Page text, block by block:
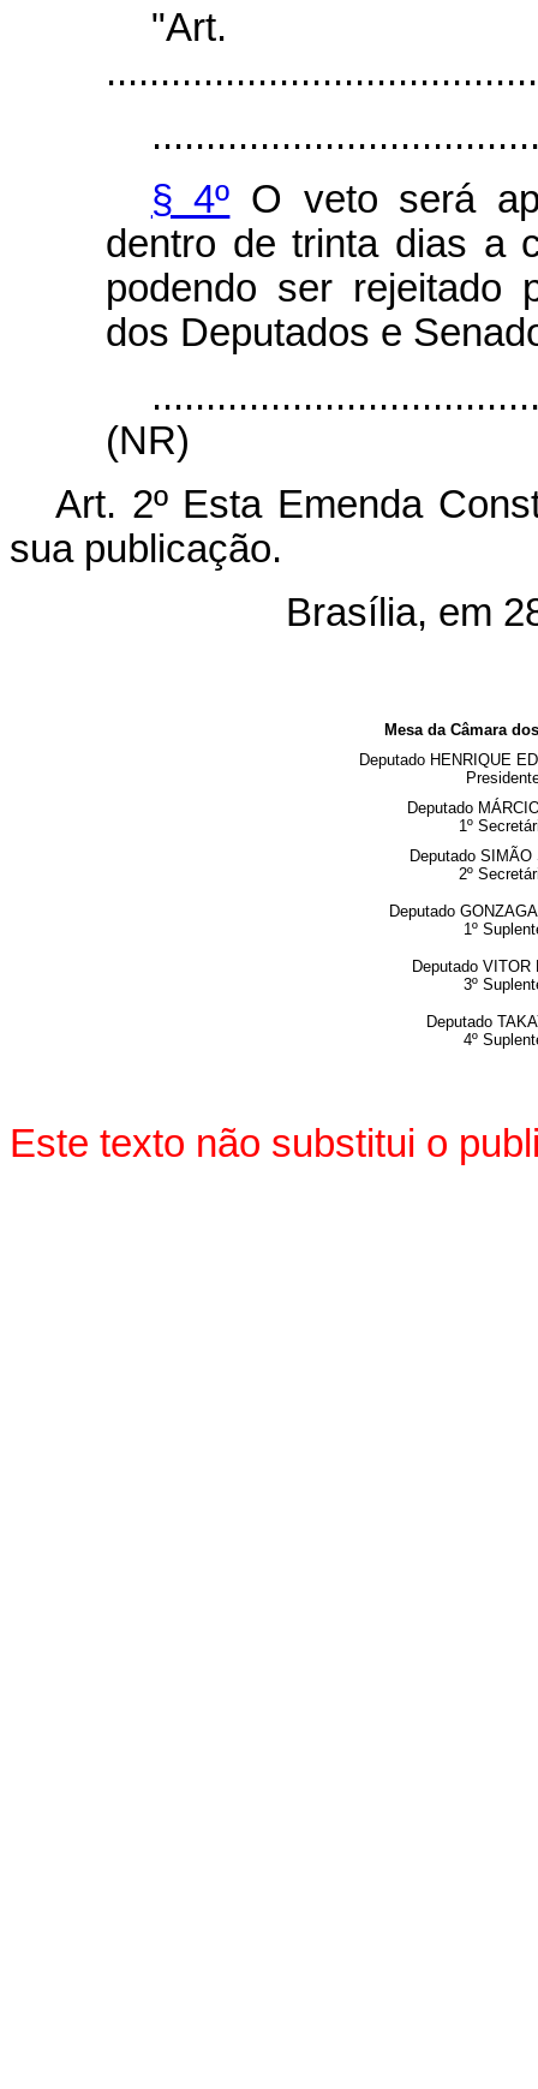
§ 4º O veto será
dentro de trinta dias a
podendo ser rejeitado
dos Deputados e
(NR)
Art. 2º Esta Emenda
sua publicação.
Brasília, em
Mesa da Câmara
Deputado HENRIQUE
Deputado
1º
Deputado
2º
Deputado
1º
Deputado VITOR
3º
Deputado
4º
Este texto não substitui o